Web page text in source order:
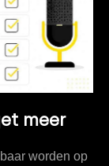
meer
worden op